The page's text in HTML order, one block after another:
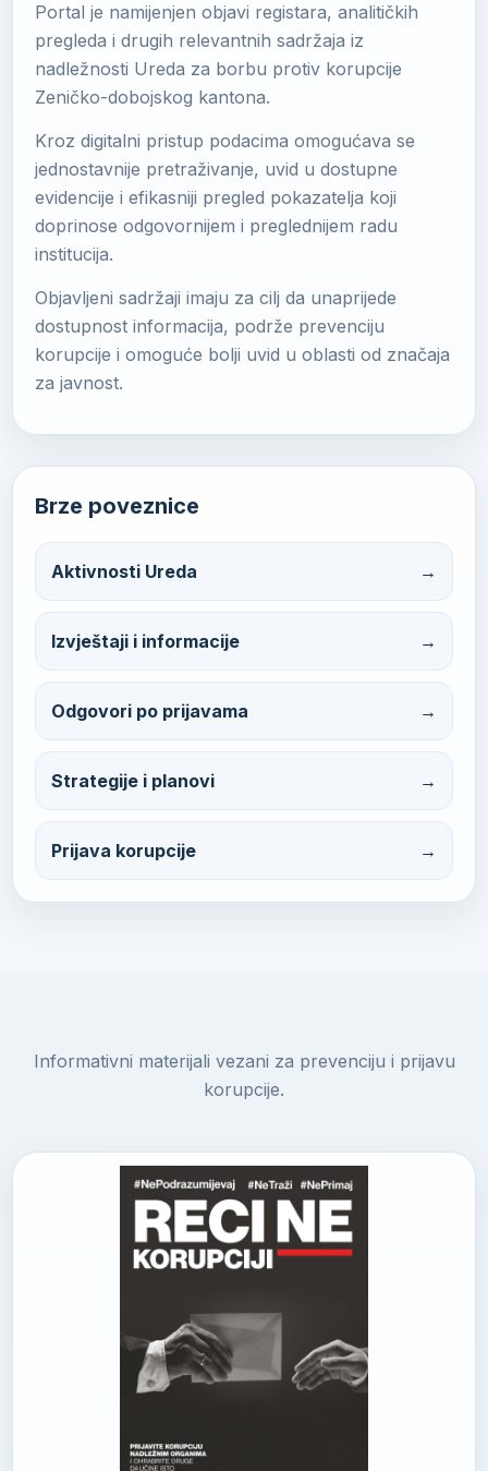
Portal je namijenjen objavi registara, analitičkih
pregleda i drugih relevantnih sadržaja iz
nadležnosti Ureda za borbu protiv korupcije
Zeničko-dobojskog kantona.
Kroz digitalni pristup podacima omogućava se
jednostavnije pretraživanje, uvid u dostupne
evidencije i efikasniji pregled pokazatelja koji
doprinose odgovornijem i preglednijem radu
institucija.
Objavljeni sadržaji imaju za cilj da unaprijede
dostupnost informacija, podrže prevenciju
korupcije i omoguće bolji uvid u oblasti od značaja
za javnost.
Brze poveznice
Aktivnosti Ureda
Izvještaji i informacije
Odgovori po prijavama
Strategije i planovi
Prijava korupcije
Informativni materijali vezani za prevenciju i prijavu
korupcije.